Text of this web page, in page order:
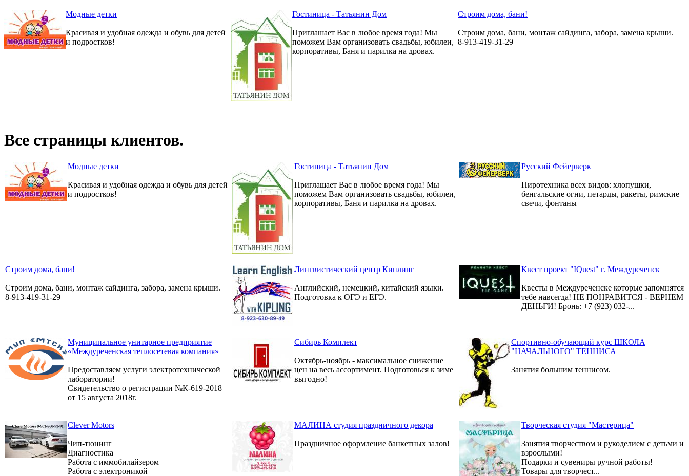
Модные детки
Красивая и удобная одежда и обувь для детей
и подростков!
Гостиница - Татьянин Дом
Приглашает Вас в любое время года! Мы
поможем Вам организовать свадьбы, юбилеи,
корпоративы, Баня и парилка на дровах.
Строим дома, бани!
Строим дома, бани, монтаж сайдинга, забора, замена крыши.
8-913-419-31-29
Все страницы клиентов.
Модные детки
Красивая и удобная одежда и обувь для детей
и подростков!
Гостиница - Татьянин Дом
Приглашает Вас в любое время года! Мы
поможем Вам организовать свадьбы, юбилеи,
корпоративы, Баня и парилка на дровах.
Русский Фейерверк
Пиротехника всех видов: хлопушки,
бенгальские огни, петарды, ракеты, римские
свечи, фонтаны
Строим дома, бани!
Строим дома, бани, монтаж сайдинга, забора, замена крыши.
8-913-419-31-29
Лингвистический центр Киплинг
Английский, немецкий, китайский языки.
Подготовка к ОГЭ и ЕГЭ.
Квест проект "IQuest" г. Междуреченск
Квесты в Междуреченске которые запомнятся
тебе навсегда! НЕ ПОНРАВИТСЯ - ВЕРНЕМ
ДЕНЬГИ! Бронь: +7 (923) 032-...
Муниципальное унитарное предприятие
«Междуреченская теплосетевая компания»
Предоставляем услуги электротехнической
лаборатории!
Свидетельство о регистрации №К-619-2018
от 15 августа 2018г.
Сибирь Комплект
Октябрь-ноябрь - максимальное снижение
цен на весь ассортимент. Подготовься к зиме
выгодно!
Спортивно-обучающий курс ШКОЛА
"НАЧАЛЬНОГО" ТЕННИСА
Занятия большим теннисом.
Clever Motors
Чип-тюнинг
Диагностика
Работа с иммобилайзером
Работа с электроникой
МАЛИНА студия праздничного декора
Праздничное оформление банкетных залов!
Творческая студия "Мастерица"
Занятия творчеством и рукоделием с детьми и
взрослыми!
Подарки и сувениры ручной работы!
Товары для творчест...